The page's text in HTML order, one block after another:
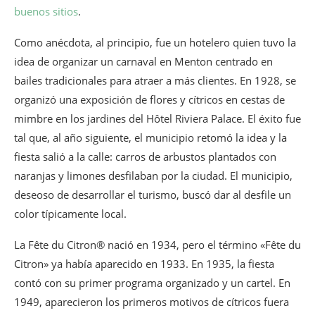
buenos sitios.
Como anécdota, al principio, fue un hotelero quien tuvo la
idea de organizar un carnaval en Menton centrado en
bailes tradicionales para atraer a más clientes. En 1928, se
organizó una exposición de flores y cítricos en cestas de
mimbre en los jardines del Hôtel Riviera Palace. El éxito fue
tal que, al año siguiente, el municipio retomó la idea y la
fiesta salió a la calle: carros de arbustos plantados con
naranjas y limones desfilaban por la ciudad. El municipio,
deseoso de desarrollar el turismo, buscó dar al desfile un
color típicamente local.
La Fête du Citron® nació en 1934, pero el término «Fête du
Citron» ya había aparecido en 1933. En 1935, la fiesta
contó con su primer programa organizado y un cartel. En
1949, aparecieron los primeros motivos de cítricos fuera